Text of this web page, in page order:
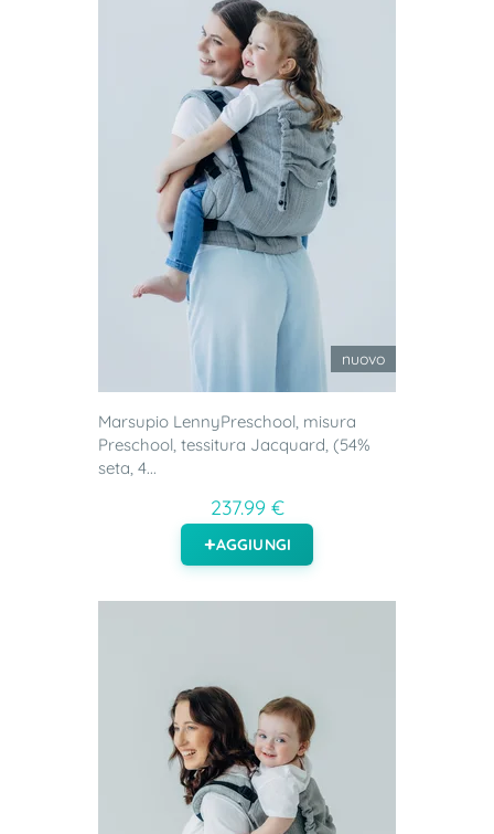
nuovo
Marsupio LennyPreschool, misura
Preschool, tessitura Jacquard, (54%
seta, 4...
237.99 €
AGGIUNGI